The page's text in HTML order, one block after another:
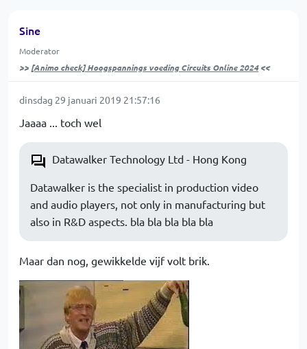
Sine
Moderator
>> [Animo check] Hoogspannings voeding Circuits Online 2024<<
dinsdag 29 januari 2019 21:57:16
Jaaaa ... toch wel
Datawalker Technology Ltd - Hong Kong
Datawalker is the specialist in production video
and audio players, not only in manufacturing but
also in R&D aspects. bla bla bla bla bla
Maar dan nog, gewikkelde vijf volt brik.